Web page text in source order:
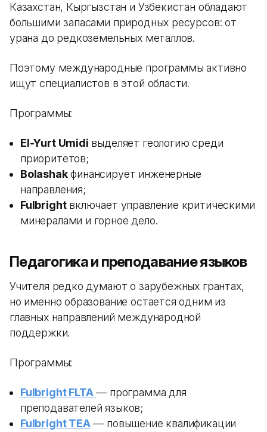
Казахстан, Кыргызстан и Узбекистан обладают
большими запасами природных ресурсов: от
урана до редкоземельных металлов.
Поэтому международные программы активно
ищут специалистов в этой области.
Программы:
El-Yurt Umidi выделяет геологию среди
приоритетов;
Bolashakфинансирует инженерные
направления;
Fulbrightвключает управление критическими
минералами и горное дело.
Педагогика и преподавание языков
Учителя редко думают о зарубежных грантах,
но именно образование остается одним из
главных направлений международной
поддержки.
Программы:
Fulbright FLTA — программа для
преподавателей языков;
Fulbright TEA— повышение квалификации